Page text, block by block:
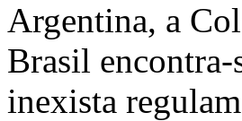
Argentina, a
Brasil encontra-
inexista